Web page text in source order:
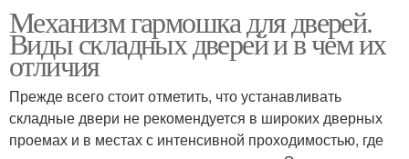
Механизм гармошка для дверей.
Виды складных дверей и в чем их
отличия
Прежде всего стоит отметить, что устанавливать
складные двери не рекомендуется в широких дверных
проемах и в местах с интенсивной проходимостью, где